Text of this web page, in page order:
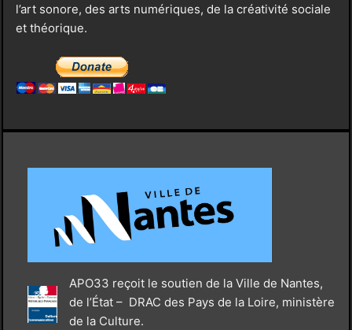
l’art sonore, des arts numériques, de la créativité sociale
et théorique.
APO33 reçoit le soutien de la Ville de Nantes,
de l’État – DRAC des Pays de la Loire, ministère
de la Culture.